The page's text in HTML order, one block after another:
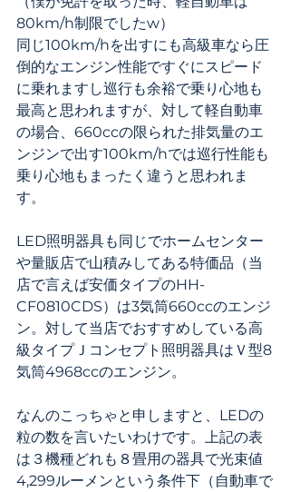
80km/h制限でしたw）
同じ100km/hを出すにも高級車なら圧
倒的なエンジン性能ですぐにスピード
に乗れますし巡行も余裕で乗り心地も
最高と思われますが、対して軽自動車
の場合、660ccの限られた排気量のエ
ンジンで出す100km/hでは巡行性能も
乗り心地もまったく違うと思われま
す。
LED照明器具も同じでホームセンター
や量販店で山積みしてある特価品（当
店で言えば安価タイプのHH-
CF0810CDS）は3気筒660ccのエンジ
ン。対して当店でおすすめしている高
級タイプＪコンセプト照明器具はＶ型8
気筒4968ccのエンジン。
なんのこっちゃと申しますと、LEDの
粒の数を言いたいわけです。上記の表
は３機種どれも８畳用の器具で光束値
4,299ルーメンという条件下（自動車で